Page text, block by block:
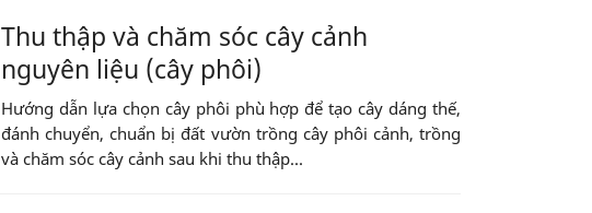
Thu thập và chăm sóc cây cảnh
nguyên liệu (cây phôi)
Hướng dẫn lựa chọn cây phôi phù hợp để tạo cây dáng thế,
đánh chuyển, chuẩn bị đất vườn trồng cây phôi cảnh, trồng
và chăm sóc cây cảnh sau khi thu thập...